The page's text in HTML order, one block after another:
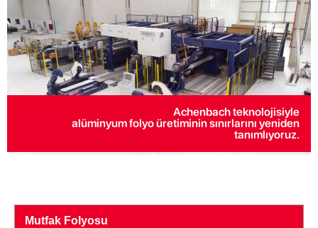
Achenbach teknolojisiyle
alüminyum folyo üretiminin sınırlarını yeniden
tanımlıyoruz.
Mutfak Folyosu